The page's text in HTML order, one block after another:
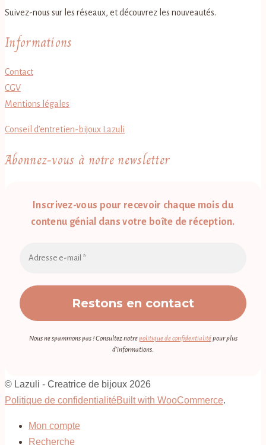
Suivez-nous sur les réseaux, et découvrez les nouveautés.
Informations
Contact
CGV
Mentions légales
Conseil d’entretien-bijoux Lazuli
Abonnez-vous à notre newsletter
Inscrivez-vous pour recevoir chaque mois du
contenu génial dans votre boîte de réception.
Nous ne spammons pas ! Consultez notrepolitique de confidentialitépour plus
d’informations.
© Lazuli - Creatrice de bijoux 2026
Politique de confidentialitéBuilt with WooCommerce.
Mon compte
Recherche